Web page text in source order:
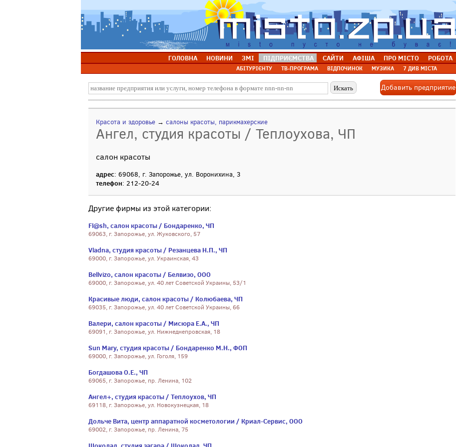
ГОЛОВНА НОВИНИ ЗМІ ПІДПРИЄМСТВА САЙТИ АФІША ПРО МІСТО РОБОТА
АБІТУРІЄНТУ ТВ-ПРОГРАМА ВІДПОЧИНОК МУЗИКА 7 ДИВ МІСТА
Добавить предприятие
Красота и здоровье → салоны красоты, парикмахерские
Ангел, студия красоты / Теплоухова, ЧП
салон красоты
адрес: 69068, г. Запорожье, ул. Воронихина, 3
телефон: 212-20-24
Другие фирмы из этой категории:
Fl@sh, салон красоты / Бондаренко, ЧП
69063, г. Запорожье, ул. Жуковского, 57
Vladna, студия красоты / Резанцева Н.П., ЧП
69000, г. Запорожье, ул. Украинская, 43
Bellvizo, салон красоты / Белвизо, ООО
69000, г. Запорожье, ул. 40 лет Советской Украины, 53/1
Красивые люди, салон красоты / Колюбаева, ЧП
69035, г. Запорожье, ул. 40 лет Советской Украины, 66
Валери, салон красоты / Мисюра Е.А., ЧП
69091, г. Запорожье, ул. Нижнеднепровская, 18
Sun Mary, студия красоты / Бондаренко М.Н., ФОП
69000, г. Запорожье, ул. Гоголя, 159
Богдашова О.Е., ЧП
69065, г. Запорожье, пр. Ленина, 102
Ангел+, студия красоты / Теплоухов, ЧП
69118, г. Запорожье, ул. Новокузнецкая, 18
Дольче Вита, центр аппаратной косметологии / Криал-Сервис, ООО
69002, г. Запорожье, пр. Ленина, 75